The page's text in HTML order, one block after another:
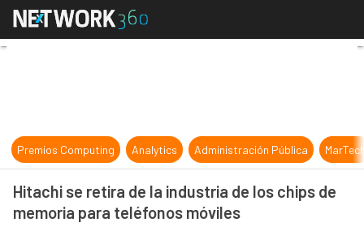
Hitachi se retira de la industria de
Premios Computing Analytics Administración Pública
Hitachi se retira de la industria de los chips de
memoria para teléfonos móviles